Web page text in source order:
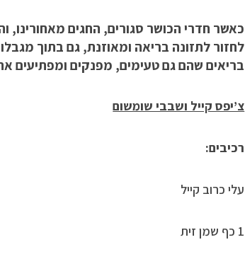
כאשר חדרי הכושר סגורים, החגים מאחורינו,
לחזור לתזונה בריאה ומאוזנת, גם בתוך
בריאים שהם גם טעימים, מפנקים ומפתיעים
צ’יפס קייל ושבבי שומשום
רכיבים:
עלי כרוב קייל
1 כף שמן זית